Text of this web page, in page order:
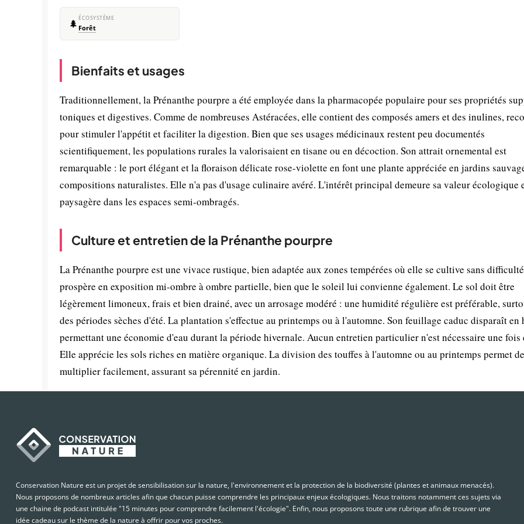
🌲 ÉCOSYSTÈME
Forêt
Bienfaits et usages
Traditionnellement, la Prénanthe pourpre a été employée dans la pharmacopée populaire pour ses propriétés
toniques et digestives. Comme de nombreuses Astéracées, elle contient des composés amers et des inulines,
pour stimuler l'appétit et faciliter la digestion. Bien que ses usages médicinaux restent peu documentés
scientifiquement, les populations rurales la valorisaient en tisane ou en décoction. Son attrait ornemental est
remarquable : le port élégant et la floraison délicate rose-violette en font une plante appréciée en jardins
compositions naturalistes. Elle n'a pas d'usage culinaire avéré. L'intérêt principal demeure sa valeur écologique
paysagère dans les espaces semi-ombragés.
Culture et entretien de la Prénanthe pourpre
La Prénanthe pourpre est une vivace rustique, bien adaptée aux zones tempérées où elle se cultive sans
prospère en exposition mi-ombre à ombre partielle, bien que le soleil lui convienne également. Le sol doit être
légèrement limoneux, frais et bien drainé, avec un arrosage modéré : une humidité régulière est préférable,
des périodes sèches d'été. La plantation s'effectue au printemps ou à l'automne. Son feuillage caduc disparaît en
permettant une économie d'eau durant la période hivernale. Aucun entretien particulier n'est nécessaire une fois
Elle apprécie les sols riches en matière organique. La division des touffes à l'automne ou au printemps permet
multiplier facilement, assurant sa pérennité en jardin.
Conservation Nature est un projet de sensibilisation sur la nature, l'environnement et la protection de la biodiversité (plantes et animaux menacés).
Nous proposons de nombreux articles afin que chacun puisse comprendre les principaux enjeux écologiques. Nous traitons notamment ces sujets via
une chaine de podcast intitulée "15 minutes pour comprendre facilement l'écologie". Enfin, nous proposons toute une rubrique afin de trouver une
idée cadeau sur le thème de la nature à offrir pour vos proches.